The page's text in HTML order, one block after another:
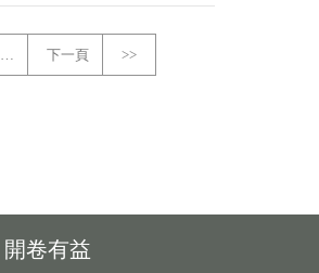
… 下一頁 >>
開卷有益